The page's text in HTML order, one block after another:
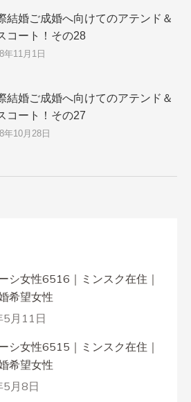
結婚ご成婚へ向けてのアテンド＆
コート！その28
年11月1日
結婚ご成婚へ向けてのアテンド＆
コート！その27
年10月28日
シ女性6516｜ミンスク在住｜
希望女性
月11日
シ女性6515｜ミンスク在住｜
希望女性
月8日